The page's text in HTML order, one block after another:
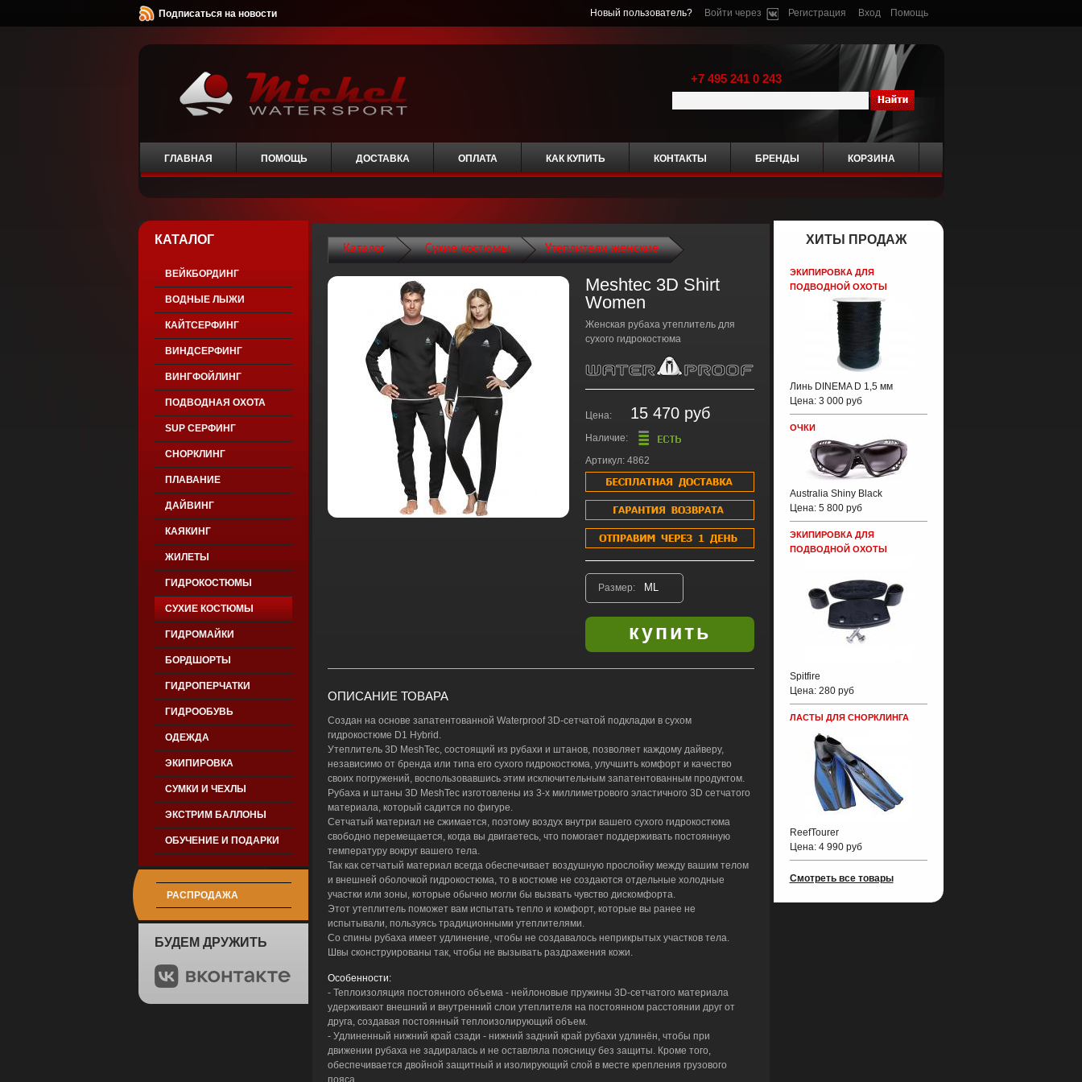
Подписаться на новости Новый пользователь? Войти через Регистрация Вход Помощь
+7 495 241 0 243
ГЛАВНАЯ ПОМОЩЬ ДОСТАВКА ОПЛАТА КАК КУПИТЬ КОНТАКТЫ БРЕНДЫ КОРЗИНА
КАТАЛОГ
ВЕЙКБОРДИНГ
ВОДНЫЕ ЛЫЖИ
КАЙТСЕРФИНГ
ВИНДСЕРФИНГ
ВИНГФОЙЛИНГ
ПОДВОДНАЯ ОХОТА
SUP СЕРФИНГ
СНОРКЛИНГ
ПЛАВАНИЕ
ДАЙВИНГ
КАЯКИНГ
ЖИЛЕТЫ
ГИДРОКОСТЮМЫ
СУХИЕ КОСТЮМЫ
ГИДРОМАЙКИ
БОРДШОРТЫ
ГИДРОПЕРЧАТКИ
ГИДРООБУВЬ
ОДЕЖДА
ЭКИПИРОВКА
СУМКИ И ЧЕХЛЫ
ЭКСТРИМ БАЛЛОНЫ
ОБУЧЕНИЕ И ПОДАРКИ
РАСПРОДАЖА
БУДЕМ ДРУЖИТЬ
ХИТЫ ПРОДАЖ
ЭКИПИРОВКА ДЛЯ
ПОДВОДНОЙ ОХОТЫ
Линь DINEMA D 1,5 мм
Цена: 3 000 руб
ОЧКИ
Australia Shiny Black
Цена: 5 800 руб
ЭКИПИРОВКА ДЛЯ
ПОДВОДНОЙ ОХОТЫ
Spitfire
Цена: 280 руб
ЛАСТЫ ДЛЯ СНОРКЛИНГА
ReefTourer
Цена: 4 990 руб
Смотреть все товары
Каталог Сухие костюмы Утеплители женские
Meshtec 3D Shirt
Women
Женская рубаха утеплитель для
сухого гидрокостюма
Цена: 15 470 руб
Наличие:
Артикул: 4862
Размер:
ОПИСАНИЕ ТОВАРА
Создан на основе запатентованной Waterproof 3D-сетчатой подкладки в сухом
гидрокостюме D1 Hybrid.
Утеплитель 3D MeshTec, состоящий из рубахи и штанов, позволяет каждому дайверу,
независимо от бренда или типа его сухого гидрокостюма, улучшить комфорт и качество
своих погружений, воспользовавшись этим исключительным запатентованным продуктом.
Рубаха и штаны 3D MeshTec изготовлены из 3-х миллиметрового эластичного 3D сетчатого
материала, который садится по фигуре.
Сетчатый материал не сжимается, поэтому воздух внутри вашего сухого гидрокостюма
свободно перемещается, когда вы двигаетесь, что помогает поддерживать постоянную
температуру вокруг вашего тела.
Так как сетчатый материал всегда обеспечивает воздушную прослойку между вашим телом
и внешней оболочкой гидрокостюма, то в костюме не создаются отдельные холодные
участки или зоны, которые обычно могли бы вызвать чувство дискомфорта.
Этот утеплитель поможет вам испытать тепло и комфорт, которые вы ранее не
испытывали, пользуясь традиционными утеплителями.
Со спины рубаха имеет удлинение, чтобы не создавалось неприкрытых участков тела.
Швы сконструированы так, чтобы не вызывать раздражения кожи.
Особенности:
- Теплоизоляция постоянного объема - нейлоновые пружины 3D-сетчатого материала
удерживают внешний и внутренний слои утеплителя на постоянном расстоянии друг от
друга, создавая постоянный теплоизолирующий объем.
- Удлиненный нижний край сзади - нижний задний край рубахи удлинён, чтобы при
движении рубаха не задиралась и не оставляла поясницу без защиты. Кроме того,
обеспечивается двойной защитный и изолирующий слой в месте крепления грузового
пояса.